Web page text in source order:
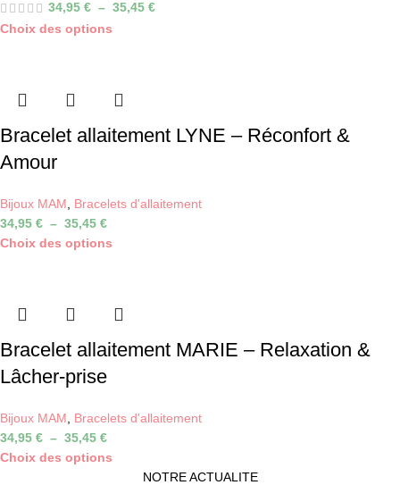
34,95 € – 35,45 €
Choix des options
Bracelet allaitement LYNE – Réconfort &
Amour
Bijoux MAM
Bracelets d'allaitement
34,95 € – 35,45 €
Choix des options
Bracelet allaitement MARIE – Relaxation &
Lâcher-prise
Bijoux MAM
Bracelets d'allaitement
34,95 € – 35,45 €
Choix des options
NOTRE ACTUALITE